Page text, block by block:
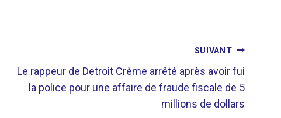
SUIVANT
Le rappeur de Detroit Crème arrêté après avoir fui
la police pour une affaire de fraude fiscale de 5
millions de dollars